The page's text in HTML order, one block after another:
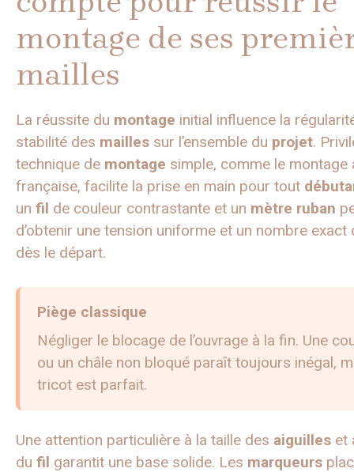
montage de ses
mailles
La réussite du montage initial influence la
stabilité des mailles sur l’ensemble du projet.
technique de montage simple, comme le montage
française, facilite la prise en main pour tout
un fil de couleur contrastante et un mètre ruban
d’obtenir une tension uniforme et un nombre
dès le départ.
Piège classique
Négliger le blocage de l’ouvrage à la fin. Une
ou un châle non bloqué paraît toujours inégal,
tricot est parfait.
Une attention particulière à la taille des aiguilles et
du fil garantit une base solide. Les marqueurs